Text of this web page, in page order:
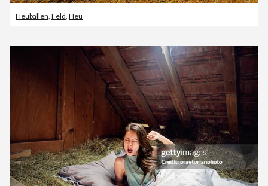
Heuballen Feld Heu